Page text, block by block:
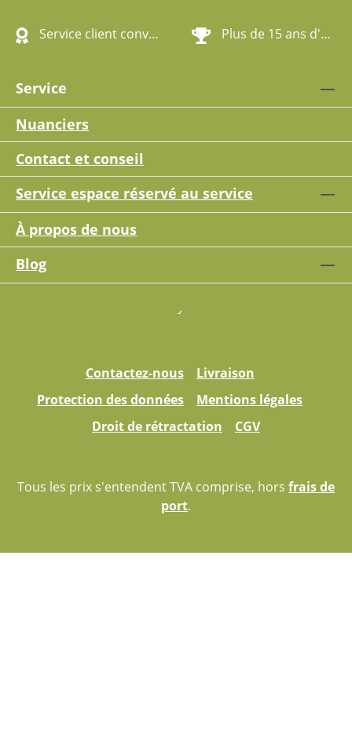
Service client convivial Plus de 15 ans d'expérience
Service
Nuanciers
Contact et conseil
Service espace réservé au service
À propos de nous
Blog
Contactez-nous
Livraison
Protection des données
Mentions légales
Droit de rétractation
CGV
Tous les prix s'entendent TVA comprise, hors frais de
port.